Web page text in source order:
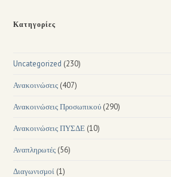
Κατηγορίες
Uncategorized (230)
Ανακοινώσεις (407)
Ανακοινώσεις Προσωπικού (290)
Ανακοινώσεις ΠΥΣΔΕ (10)
Αναπληρωτές (56)
Διαγωνισμοί (1)